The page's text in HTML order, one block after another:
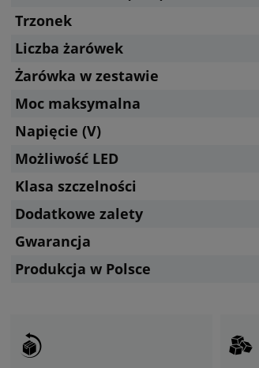
Trzonek
Liczba żarówek
Żarówka w zestawie
Moc maksymalna
Napięcie (V)
Możliwość LED
Klasa szczelności
Dodatkowe zalety
Gwarancja
Produkcja w Polsce